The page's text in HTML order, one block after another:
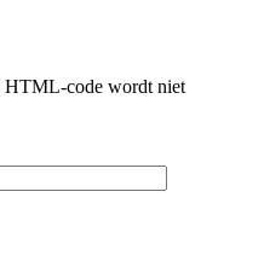
HTML-code wordt niet